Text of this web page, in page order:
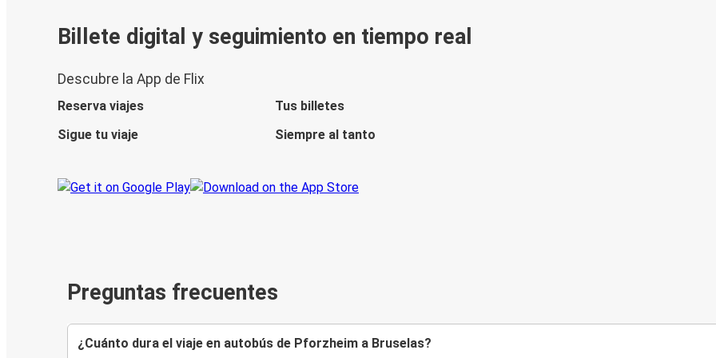
Billete digital y seguimiento en tiempo real
Descubre la App de Flix
Reserva viajes
Tus billetes
Sigue tu viaje
Siempre al tanto
Preguntas frecuentes
¿Cuánto dura el viaje en autobús de Pforzheim a Bruselas?